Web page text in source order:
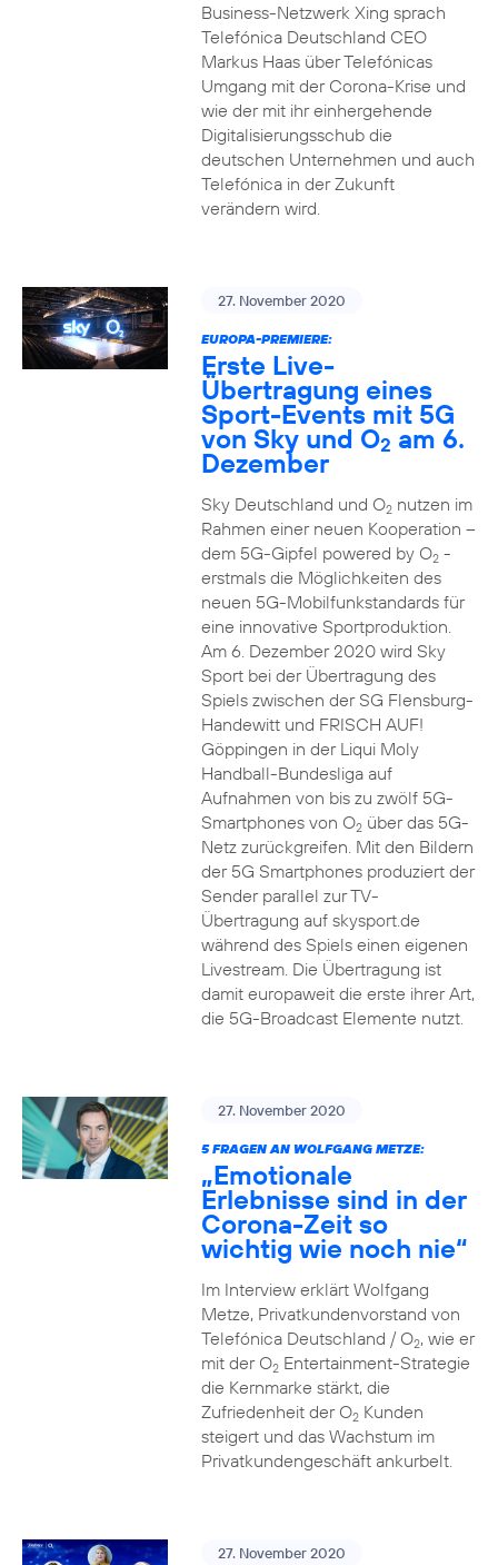
Business-Netzwerk Xing sprach
Telefónica Deutschland CEO
Markus Haas über Telefónicas
Umgang mit der Corona-Krise und
wie der mit ihr einhergehende
Digitalisierungsschub die
deutschen Unternehmen und auch
Telefónica in der Zukunft
verändern wird.
27. November 2020
EUROPA-PREMIERE:
Erste Live-
Übertragung eines
Sport-Events mit 5G
von Sky und O2 am 6.
Dezember
Sky Deutschland und O2nutzen im
Rahmen einer neuen Kooperation –
dem 5G-Gipfel powered by O2-
erstmals die Möglichkeiten des
neuen 5G-Mobilfunkstandards für
eine innovative Sportproduktion.
Am 6. Dezember 2020 wird Sky
Sport bei der Übertragung des
Spiels zwischen der SG Flensburg-
Handewitt und FRISCH AUF!
Göppingen in der Liqui Moly
Handball-Bundesliga auf
Aufnahmen von bis zu zwölf 5G-
Smartphones von O2über das 5G-
Netz zurückgreifen. Mit den Bildern
der 5G Smartphones produziert der
Sender parallel zur TV-
Übertragung auf skysport.de
während des Spiels einen eigenen
Livestream. Die Übertragung ist
damit europaweit die erste ihrer Art,
die 5G-Broadcast Elemente nutzt.
27. November 2020
5 FRAGEN AN WOLFGANG METZE:
„Emotionale
Erlebnisse sind in der
Corona-Zeit so
wichtig wie noch nie“
Im Interview erklärt Wolfgang
Metze, Privatkundenvorstand von
Telefónica Deutschland / O2, wie er
mit der O2Entertainment-Strategie
die Kernmarke stärkt, die
Zufriedenheit der O2Kunden
steigert und das Wachstum im
Privatkundengeschäft ankurbelt.
27. November 2020